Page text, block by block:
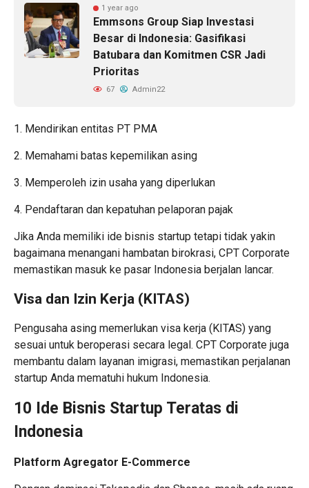
1 year ago
Emmsons Group Siap Investasi
Besar di Indonesia: Gasifikasi
Batubara dan Komitmen CSR Jadi
Prioritas
67 Admin22
1. Mendirikan entitas PT PMA
2. Memahami batas kepemilikan asing
3. Memperoleh izin usaha yang diperlukan
4. Pendaftaran dan kepatuhan pelaporan pajak
Jika Anda memiliki ide bisnis startup tetapi tidak yakin
bagaimana menangani hambatan birokrasi, CPT Corporate
memastikan masuk ke pasar Indonesia berjalan lancar.
Visa dan Izin Kerja (KITAS)
Pengusaha asing memerlukan visa kerja (KITAS) yang
sesuai untuk beroperasi secara legal. CPT Corporate juga
membantu dalam layanan imigrasi, memastikan perjalanan
startup Anda mematuhi hukum Indonesia.
10 Ide Bisnis Startup Teratas di
Indonesia
Platform Agregator E-Commerce